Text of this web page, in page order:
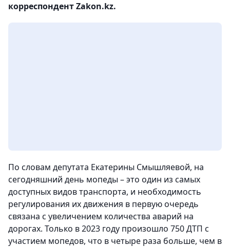
корреспондент Zakon.kz.
По словам депутата Екатерины Смышляевой, на
сегодняшний день мопеды – это один из самых
доступных видов транспорта, и необходимость
регулирования их движения в первую очередь
связана с увеличением количества аварий на
дорогах. Только в 2023 году произошло 750 ДТП с
участием мопедов, что в четыре раза больше, чем в